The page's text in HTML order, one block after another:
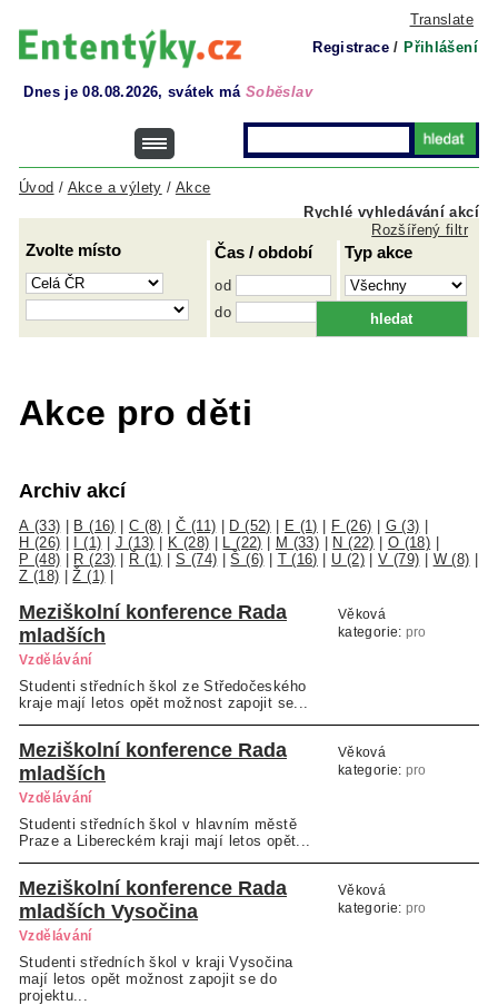
Translate
Registrace / Přihlášení
Dnes je 08.08.2026, svátek má Soběslav
Rychlé vyhledávání akcí
Úvod / Akce a výlety / Akce
Zvolte místo Čas / období
od
do
Typ akce
Rozšířený filtr
Akce pro děti
Archiv akcí
A (33) B (16) C (8) |Č (11) D (52) E (1) F (26) G (3)
H (26)
I (1) J (13) K (28) L (22) M (33) N (22) O (18)
P (48)
R (23) Ř (1) |S (74) |Š (6) T (16) U (2)|V (79) W (8)
Z (18) |Ž (1)
Meziškolní konference Rada
mladších
Vzdělávání
Studenti středních škol ze Středočeského
kraje mají letos opět možnost zapojit se...
Věková
kategorie: pro
Meziškolní konference Rada
mladších
Vzdělávání
Studenti středních škol v hlavním městě
Praze a Libereckém kraji mají letos opět...
Věková
kategorie: pro
Meziškolní konference Rada
mladších Vysočina
Vzdělávání
Studenti středních škol v kraji Vysočina
mají letos opět možnost zapojit se do
projektu...
Věková
kategorie: pro